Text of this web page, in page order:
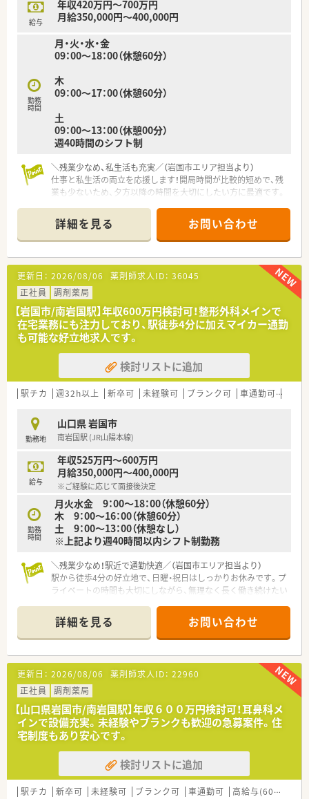
【求人情報について】
■パート採用でも時給2,500円からの高待遇となっており、これ
■18時までの終業となっているため、夜間の勤務を避けたい方
やプライベートな時間を大切にしたい方に最適です。
安心して業務に慣れていける環境が整っています。
給与
年収420万円～700万円
月給350,000円～400,000円
勤務
時間
月・火・水・金
09：00～18：00（休憩60分）
木
09：00～17：00（休憩60分）
土
09：00～13：00（休憩00分）
週40時間のシフト制
＼残業少なめ、私生活も充実／（岩国市エリア担当より）
仕事と私生活の両立を応援します！開局時間が比較的短めで、残
業も少ないため、夕方以降の時間を大切にしたい方に最適です。
【店舗情報と応需状況について】
■南岩国駅から車で10分の立地にあり、内科や小児科をメイン
に1日平均70枚ほどの処方箋を受け付けています。
■地域のクリニックとの連携が非常に強く、幅広い年齢層の患者
様に対して丁寧な服薬指導を実践できる環境です。
■在宅医療にも注力しており、クリーンベンチなどの設備を完備
して24時間体制で地域医療を支えています。
【募集背景と求める人物像について】
■事業拡大とサービス向上のための増員募集となっており、地域
貢献に意欲を持って取り組める方を求めています。
■在宅医療に興味がある方や、患者様一人ひとりの生活に寄り添
った丁寧な対応を大切にできる方を歓迎します。
■チームワークを重視して周囲と協力しながら、より質の高い医
療サービスの提供を目指せる薬剤師を募集しています。
【法人特徴について】
■山口県と広島県に店舗を展開しており、地域密着型の運営を強
みとして患者様から厚い信頼を得ている会社です。
■24時間対応の在宅訪問サービス体制を構築しており、地域の
ケアマネジャーとも強固な連携体制を築いています。
■最新の医療システムや設備投資を積極的に行い、時代のニーズ
に合わせた質の高い調剤業務を追求しています。
【求人情報について】
■正社員として勤務薬剤師を募集しており、年収は経験やスキル
を考慮して420万円から700万円となります。
しっかりと給与に反映される評価制度が魅力です。
■未経験の方やブランクがある方の応募も可能で、退職金制度と
いった福利厚生も充実しています。
詳細を見る お問い合わせ
更新日： 2026/08/06 薬剤師求人ID： 36045
正社員
調剤薬局
【岩国市/南岩国駅】年収600万円検討可！整形外科メインで
在宅業務にも注力しており、駅徒歩4分に加えマイカー通勤
も可能な好立地求人です。
検討リストに追加
駅チカ 週32h以上 新卒可 未経験可 ブランク可 車通勤可
勤務地
山口県 岩国市
南岩国駅 (JR山陽本線)
給与
年収525万円～600万円
月給350,000円～400,000円
※ご経験に応じて面接後決定
勤務
時間
月火水金 9：00～18：00（休憩60分）
木 9：00～16：00（休憩60分）
土 9：00～13：00（休憩なし）
※上記より週40時間以内シフト制勤務
＼残業少なめ！駅近で通勤快適／（岩国市エリア担当より）
駅から徒歩4分の好立地で、日曜・祝日はしっかりお休みです。プ
ライベートの時間も大切にしながら、無理なく長く働き続けたい
【店舗情報と応需状況について】
■南岩国駅から徒歩4分とアクセスが非常に良く、毎日の通勤に
よるストレスを最小限に抑えられる立地です。
■近隣にある整形外科のクリニックから、1日あたり平均で70枚
ほどの処方箋を安定的に応需しています。
■薬剤師は正社員3名とパート1名の体制で、お互いに協力しな
がら円滑に業務を進められる環境です。
【募集背景と求める人物像について】
■さらなる地域医療への貢献と体制強化を目的として、新しくチ
ームに加わってくださる方を募集します。
■患者様一人ひとりの生活に寄り添い、周囲のスタッフと協調性
を持って働ける方を心より求めています。
■新卒の方やブランクがある方も歓迎しており、地域のために働
詳細を見る お問い合わせ
更新日： 2026/08/06 薬剤師求人ID： 22960
正社員
調剤薬局
【山口県岩国市/南岩国駅】年収６００万円検討可！耳鼻科メ
インで設備充実。未経験やブランクも歓迎の急募案件。住
宅制度もあり安心です。
検討リストに追加
駅チカ 新卒可 未経験可 ブランク可 車通勤可 高給与(600万円以上)